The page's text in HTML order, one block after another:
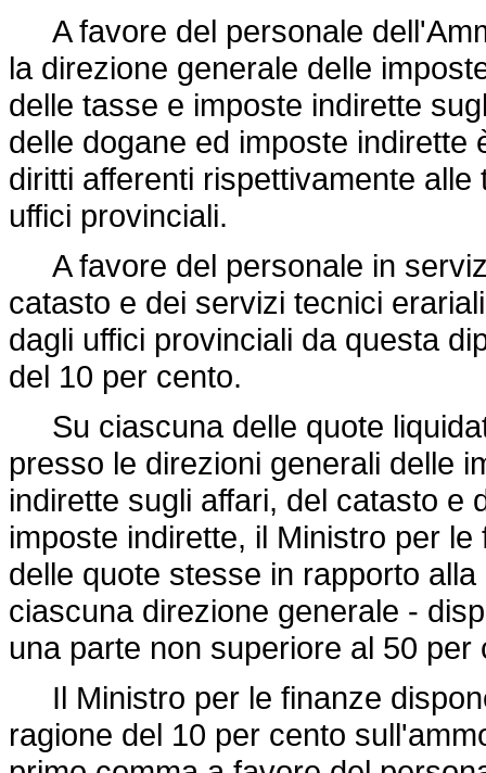
A favore del personale
la direzione generale delle
delle tasse e imposte indirette
delle dogane ed imposte
diritti afferenti rispettivamente
uffici provinciali.
A favore del personale in
catasto e dei servizi tecnici
dagli uffici provinciali da questa
del 10 per cento.
Su ciascuna delle quote
presso le direzioni generali delle
indirette sugli affari, del catasto e
imposte indirette, il Ministro per
delle quote stesse in rapporto
ciascuna direzione generale -
una parte non superiore al 50 per
Il Ministro per le finanze
ragione del 10 per cento